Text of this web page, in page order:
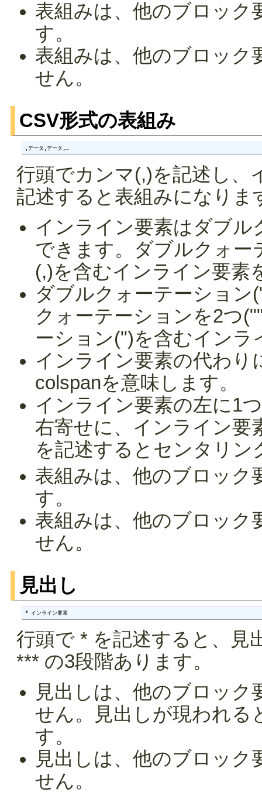
表組みは、他のブロック
す。
表組みは、他のブロック
せん。
CSV形式の表組み
,データ,データ,…
行頭でカンマ(,)を記述し、
記述すると表組みになりま
インライン要素はダブ
できます。ダブルクォ
(,)を含むインライン要素
ダブルクォーテーショ
クォーテーションを2つ
ーション(")を含むイン
インライン要素の代わり
colspanを意味します。
インライン要素の左に1
右寄せに、インライン要
を記述するとセンタリン
表組みは、他のブロック
す。
表組みは、他のブロック
せん。
見出し
* インライン要素
行頭で * を記述すると、見
*** の3段階あります。
見出しは、他のブロッ
せん。見出しが現われる
す。
見出しは、他のブロッ
せん。